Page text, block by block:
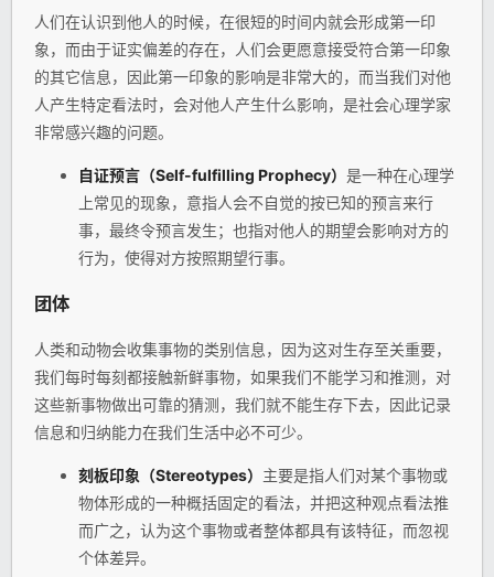
人们在认识到他人的时候，在很短的时间内就会形成第一印
象，而由于证实偏差的存在，人们会更愿意接受符合第一印象
的其它信息，因此第一印象的影响是非常大的，而当我们对他
人产生特定看法时，会对他人产生什么影响，是社会心理学家
非常感兴趣的问题。
自证预言（Self-fulfilling Prophecy） 是一种在心理学
上常见的现象，意指人会不自觉的按已知的预言来行
事，最终令预言发生；也指对他人的期望会影响对方的
行为，使得对方按照期望行事。
团体
人类和动物会收集事物的类别信息，因为这对生存至关重要，
我们每时每刻都接触新鲜事物，如果我们不能学习和推测，对
这些新事物做出可靠的猜测，我们就不能生存下去，因此记录
信息和归纳能力在我们生活中必不可少。
刻板印象（Stereotypes） 主要是指人们对某个事物或
物体形成的一种概括固定的看法，并把这种观点看法推
而广之，认为这个事物或者整体都具有该特征，而忽视
个体差异。